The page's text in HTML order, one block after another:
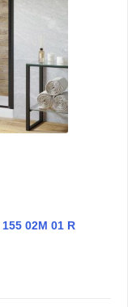
155 02М 01 R